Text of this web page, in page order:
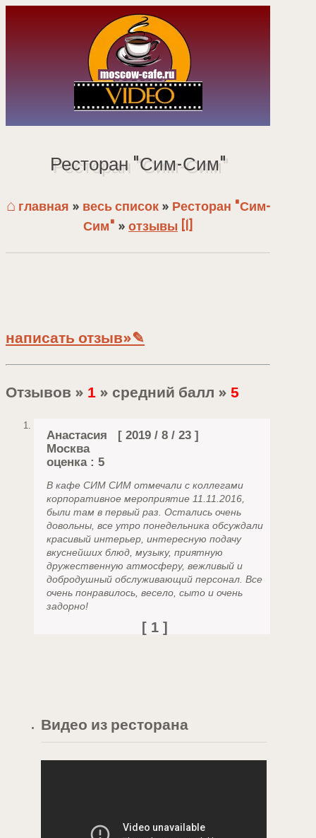
Ресторан "Сим-Сим"
⌂ главная » весь список» Ресторан "Сим-
Сим" » отзывы [1]
написать отзыв»✎
Отзывов » 1 » средний балл » 5
Анастасия [ 2019 / 8 / 23 ]
Москва
оценка : 5
В кафе СИМ СИМ отмечали с коллегами
корпоративное мероприятие 11.11.2016,
были там в первый раз. Остались очень
довольны, все утро понедельника обсуждали
красивый интерьер, интересную подачу
вкуснейших блюд, музыку, приятную
дружественную атмосферу, вежливый и
добродушный обслуживающий персонал. Все
очень понравилось, весело, сыто и очень
задорно!
[ 1 ]
Видео из ресторана